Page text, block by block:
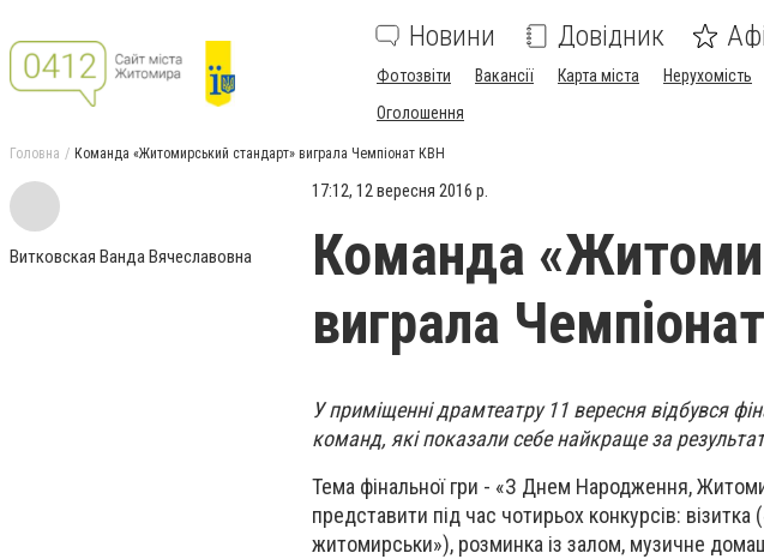
Новини Довідник
Фотозвіти Вакансії Карта міста Нерухомість
Оголошення
Головна Команда «Житомирський стандарт» виграла Чемпіонат КВН
Витковская Ванда Вячеславовна
17:12, 12 вересня 2016 р.
Команда
виграла
У приміщенні драмтеатру 11 вересня відбувся
команд, які показали себе найкраще за
Тема фінальної гри - «З Днем Народження,
представити під час чотирьох конкурсів:
житомирськи»), розминка із залом, музичне